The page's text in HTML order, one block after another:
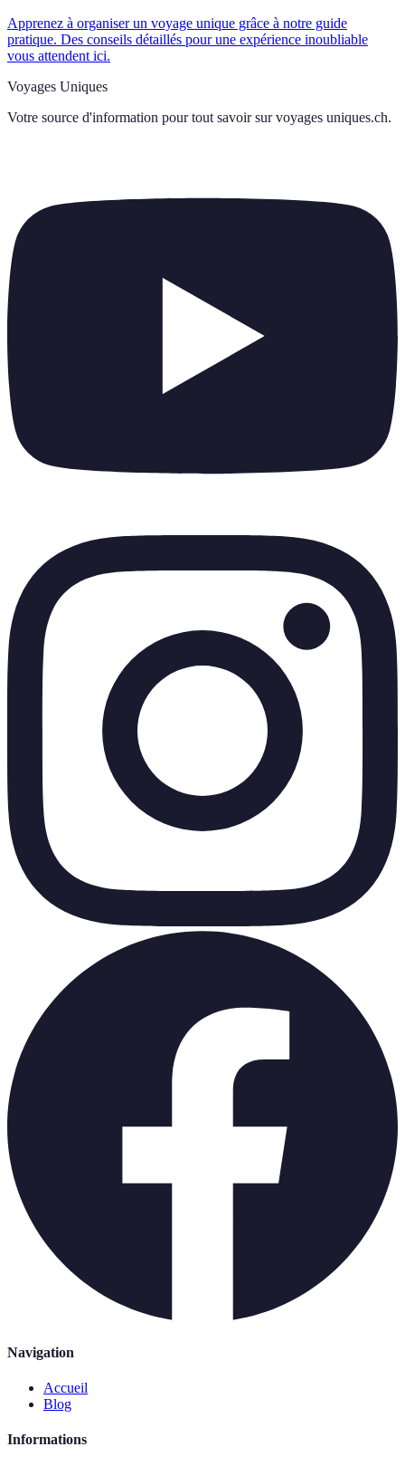
Apprenez à organiser un voyage unique grâce à notre guide
pratique. Des conseils détaillés pour une expérience inoubliable
vous attendent ici.
Voyages Uniques
Votre source d'information pour tout savoir sur voyages uniques.ch.
Navigation
Accueil
Blog
Informations